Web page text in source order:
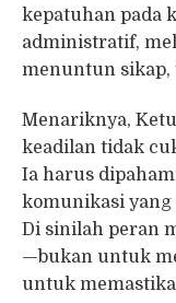
kepatuhan pada
administratif,
menuntun sikap,
Menariknya,
keadilan tidak
Ia harus
komunikasi yang
Di sinilah peran
—bukan untuk
untuk